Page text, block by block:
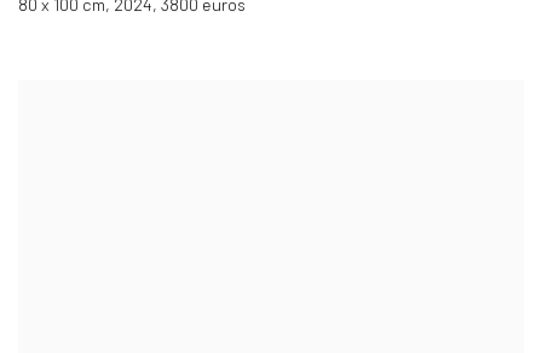
80 x 100 cm, 2024, 3800 euros